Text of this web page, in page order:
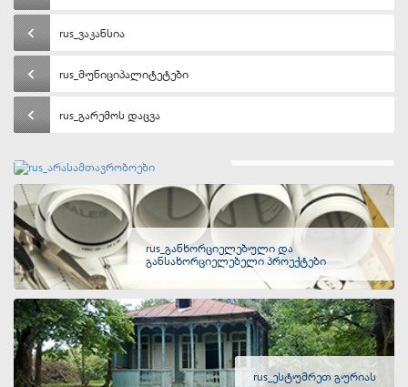
rus_ვაკანსია
rus_მუნიციპალიტეტები
rus_გარემოს დაცვა
rus_განხორციელებული და
განსახორციელებელი პროექტები
rus_ესტუმრეთ გურიას